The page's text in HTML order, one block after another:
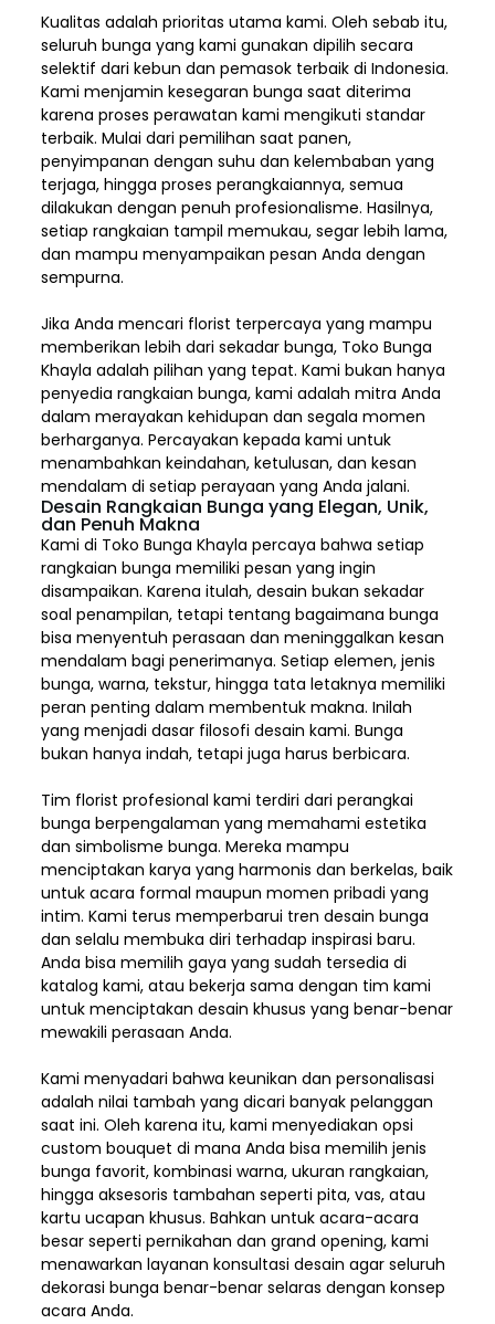
Kualitas adalah prioritas utama kami. Oleh sebab itu,
seluruh bunga yang kami gunakan dipilih secara
selektif dari kebun dan pemasok terbaik di Indonesia.
Kami menjamin kesegaran bunga saat diterima
karena proses perawatan kami mengikuti standar
terbaik. Mulai dari pemilihan saat panen,
penyimpanan dengan suhu dan kelembaban yang
terjaga, hingga proses perangkaiannya, semua
dilakukan dengan penuh profesionalisme. Hasilnya,
setiap rangkaian tampil memukau, segar lebih lama,
dan mampu menyampaikan pesan Anda dengan
sempurna.
Jika Anda mencari florist terpercaya yang mampu
memberikan lebih dari sekadar bunga, Toko Bunga
Khayla adalah pilihan yang tepat. Kami bukan hanya
penyedia rangkaian bunga, kami adalah mitra Anda
dalam merayakan kehidupan dan segala momen
berharganya. Percayakan kepada kami untuk
menambahkan keindahan, ketulusan, dan kesan
mendalam di setiap perayaan yang Anda jalani.
Desain Rangkaian Bunga yang Elegan, Unik,
dan Penuh Makna
Kami di Toko Bunga Khayla percaya bahwa setiap
rangkaian bunga memiliki pesan yang ingin
disampaikan. Karena itulah, desain bukan sekadar
soal penampilan, tetapi tentang bagaimana bunga
bisa menyentuh perasaan dan meninggalkan kesan
mendalam bagi penerimanya. Setiap elemen, jenis
bunga, warna, tekstur, hingga tata letaknya memiliki
peran penting dalam membentuk makna. Inilah
yang menjadi dasar filosofi desain kami. Bunga
bukan hanya indah, tetapi juga harus berbicara.
Tim florist profesional kami terdiri dari perangkai
bunga berpengalaman yang memahami estetika
dan simbolisme bunga. Mereka mampu
menciptakan karya yang harmonis dan berkelas, baik
untuk acara formal maupun momen pribadi yang
intim. Kami terus memperbarui tren desain bunga
dan selalu membuka diri terhadap inspirasi baru.
Anda bisa memilih gaya yang sudah tersedia di
katalog kami, atau bekerja sama dengan tim kami
untuk menciptakan desain khusus yang benar-benar
mewakili perasaan Anda.
Kami menyadari bahwa keunikan dan personalisasi
adalah nilai tambah yang dicari banyak pelanggan
saat ini. Oleh karena itu, kami menyediakan opsi
custom bouquet di mana Anda bisa memilih jenis
bunga favorit, kombinasi warna, ukuran rangkaian,
hingga aksesoris tambahan seperti pita, vas, atau
kartu ucapan khusus. Bahkan untuk acara-acara
besar seperti pernikahan dan grand opening, kami
menawarkan layanan konsultasi desain agar seluruh
dekorasi bunga benar-benar selaras dengan konsep
acara Anda.